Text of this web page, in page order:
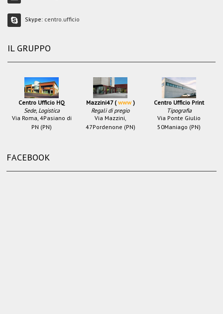
Skype: centro.ufficio
IL GRUPPO
Centro Ufficio HQ
Sede, Logistica
Via Roma, 4Pasiano di
PN (PN)
Mazzini47 (www)
Regali di pregio
Via Mazzini,
47Pordenone (PN)
Centro Ufficio Print
Tipografia
Via Ponte Giulio
50Maniago (PN)
FACEBOOK